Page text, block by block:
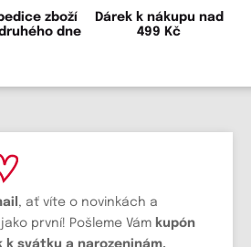
zboží
dne
Dárek k nákupu nad
499 Kč
, ať víte o novinkách a
první! Pošleme Vám kupón